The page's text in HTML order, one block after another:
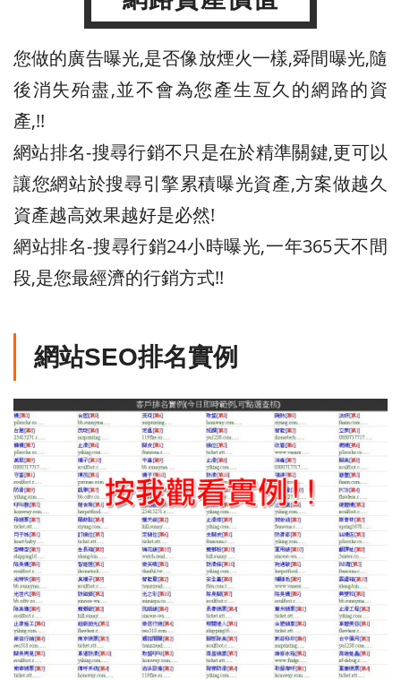
您做的廣告曝光,是否像放煙火一樣,舜間曝光,隨
後消失殆盡,並不會為您產生亙久的網路的資
產,!!
網站排名-搜尋行銷不只是在於精準關鍵,更可以
讓您網站於搜尋引擎累積曝光資產,方案做越久
資產越高效果越好是必然!
網站排名-搜尋行銷24小時曝光,一年365天不間
段,是您最經濟的行銷方式!!
網站SEO排名實例